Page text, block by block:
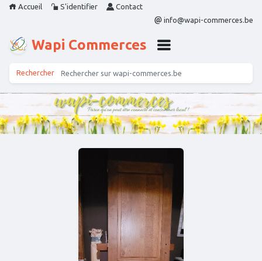
Accueil S'identifier
Contact
info@wapi-commerces.be
Wapi Commerces